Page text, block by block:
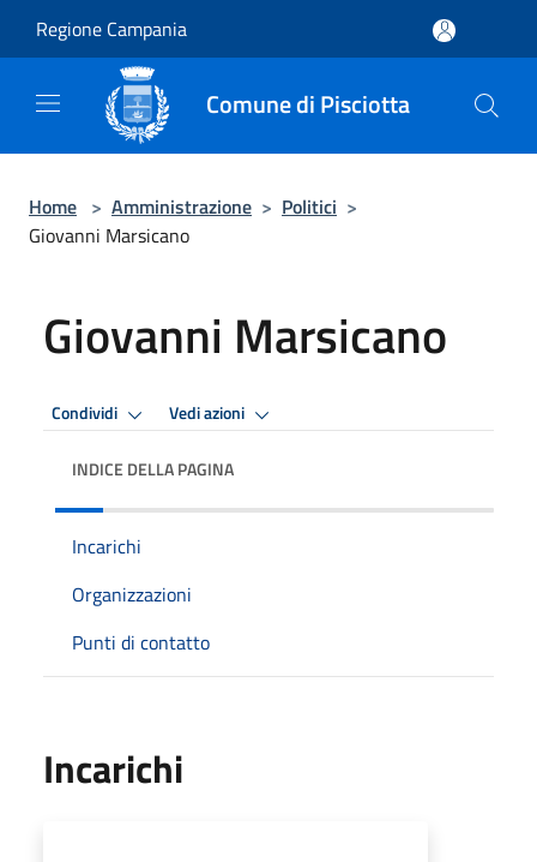
Regione Campania
Comune di Pisciotta
Home > Amministrazione > Politici >
Giovanni Marsicano
Giovanni Marsicano
Condividi Vedi azioni
INDICE DELLA PAGINA
Incarichi
Organizzazioni
Punti di contatto
Incarichi